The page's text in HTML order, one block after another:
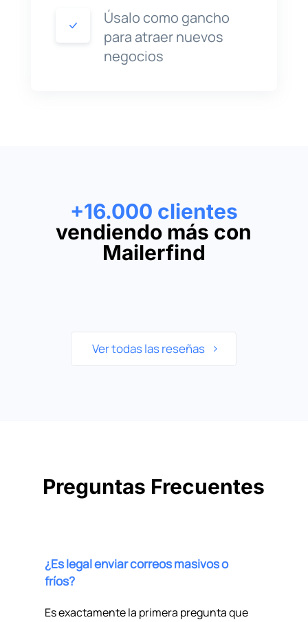
Úsalo como gancho
para atraer nuevos
negocios
+16.000 clientes
vendiendo más con
Mailerfind
Ver todas las reseñas
Preguntas Frecuentes
¿Es legal enviar correos masivos o
fríos?
Es exactamente la primera pregunta que